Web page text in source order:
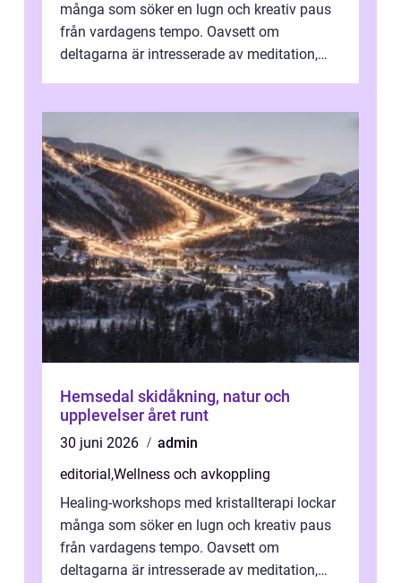
många som söker en lugn och kreativ paus
från vardagens tempo. Oavsett om
deltagarna är intresserade av meditation,
Hemsedal skidåkning, natur och
upplevelser året runt
30 juni 2026
admin
editorial,Wellness och avkoppling
Healing-workshops med kristallterapi lockar
många som söker en lugn och kreativ paus
från vardagens tempo. Oavsett om
deltagarna är intresserade av meditation,